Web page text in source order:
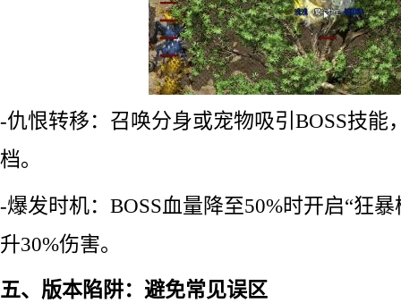
-仇恨转移：召唤分身或宠物吸引BOSS技能
档。
-爆发时机：BOSS血量降至50%时开启“狂
升30%伤害。
五、版本陷阱：避免常见误区